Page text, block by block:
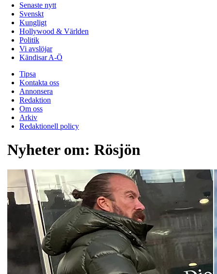
Senaste nytt
Svenskt
Kungligt
Hollywood & Världen
Politik
Vi avslöjar
Kändisar A-Ö
Tipsa
Kontakta oss
Annonsera
Redaktion
Om oss
Arkiv
Redaktionell policy
Nyheter om: Rösjön